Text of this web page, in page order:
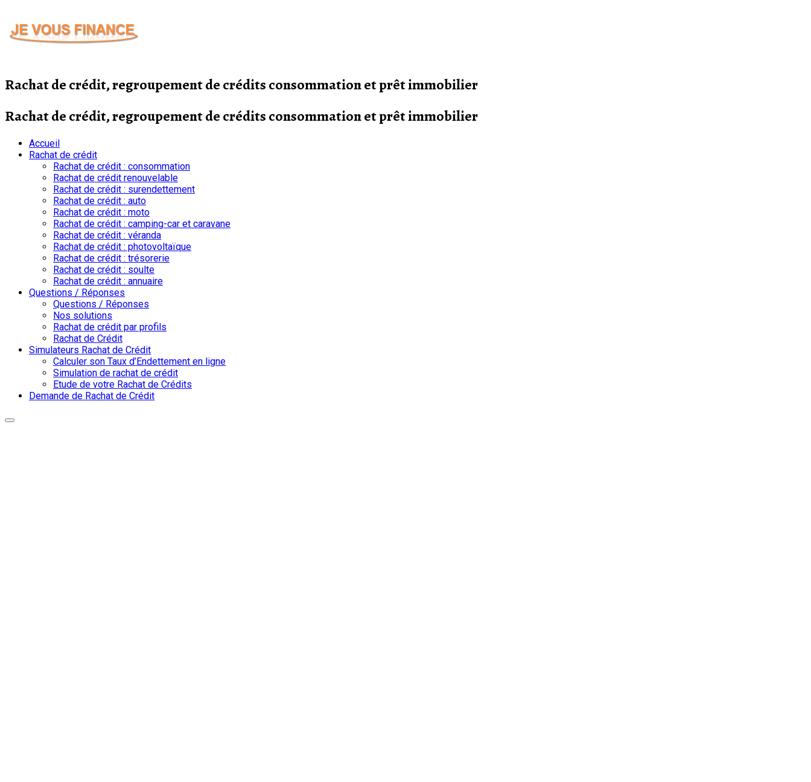
contenu
Rachat de crédit, regroupement de crédits consommation et prêt immobilier
Rachat de crédit, regroupement de crédits consommation et prêt immobilier
Accueil
Rachat de crédit
Rachat de crédit : consommation
Rachat de crédit renouvelable
Rachat de crédit : surendettement
Rachat de crédit : auto
Rachat de crédit : moto
Rachat de crédit : camping-car et caravane
Rachat de crédit : véranda
Rachat de crédit : photovoltaïque
Rachat de crédit : trésorerie
Rachat de crédit : soulte
Rachat de crédit : annuaire
Questions / Réponses
Questions / Réponses
Nos solutions
Rachat de crédit par profils
Rachat de Crédit
Simulateurs Rachat de Crédit
Calculer son Taux d’Endettement en ligne
Simulation de rachat de crédit
Etude de votre Rachat de Crédits
Demande de Rachat de Crédit